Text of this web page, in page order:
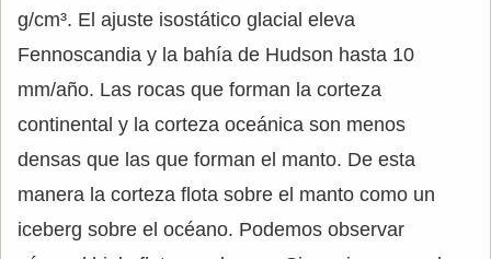
g/cm³. El ajuste isostático glacial eleva
Fennoscandia y la bahía de Hudson hasta 10
mm/año. Las rocas que forman la corteza
continental y la corteza oceánica son menos
densas que las que forman el manto. De esta
manera la corteza flota sobre el manto como un
iceberg sobre el océano. Podemos observar